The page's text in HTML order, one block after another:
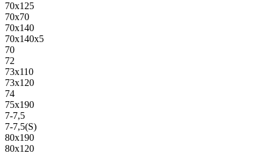
70х125
70х70
70х140
70х140х5
70
72
73х110
73х120
74
75х190
7-7,5
7-7,5(S)
80х190
80х120